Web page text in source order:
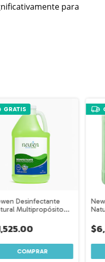
para
GRATIS
Desinfectante
Multipropósito